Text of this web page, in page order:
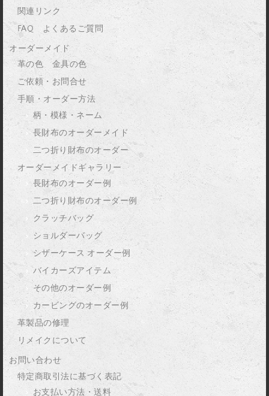
関連リンク
FAQ よくあるご質問
オーダーメイド
革の色 金具の色
ご依頼・お問合せ
手順・オーダー方法
柄・模様・ネーム
長財布のオーダーメイド
二つ折り財布のオーダー
オーダーメイドギャラリー
長財布のオーダー例
二つ折り財布のオーダー例
クラッチバッグ
ショルダーバッグ
シザーケース オーダー例
バイカーズアイテム
その他のオーダー例
カービングのオーダー例
革製品の修理
リメイクについて
お問い合わせ
特定商取引法に基づく表記
お支払い方法・送料